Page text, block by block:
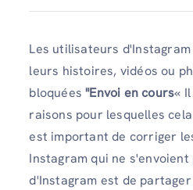
Les utilisateurs
leurs histoires, vidéos ou
bloquées"Envoi en cours«
raisons pour lesquelles
est important de corriger
Instagram qui ne
d'Instagram est de